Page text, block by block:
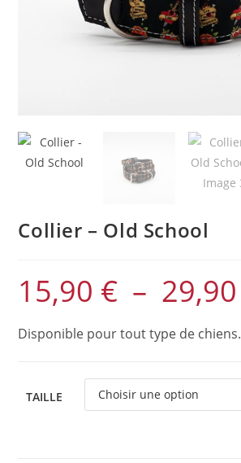
Collier – Old School
15,90 € – 29,90
Disponible pour tout type de chiens.
TAILLE